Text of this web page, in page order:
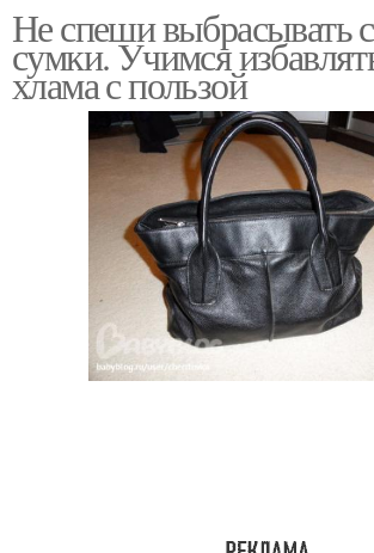
Не спеши выбрасывать
сумки. Учимся
хлама с пользой